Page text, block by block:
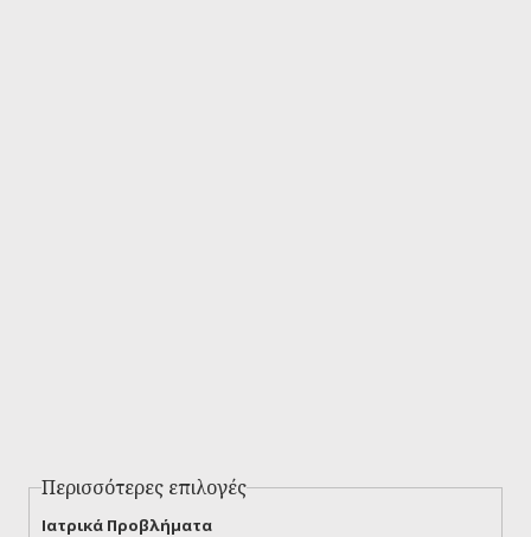
Περισσότερες επιλογές
Ιατρικά Προβλήματα